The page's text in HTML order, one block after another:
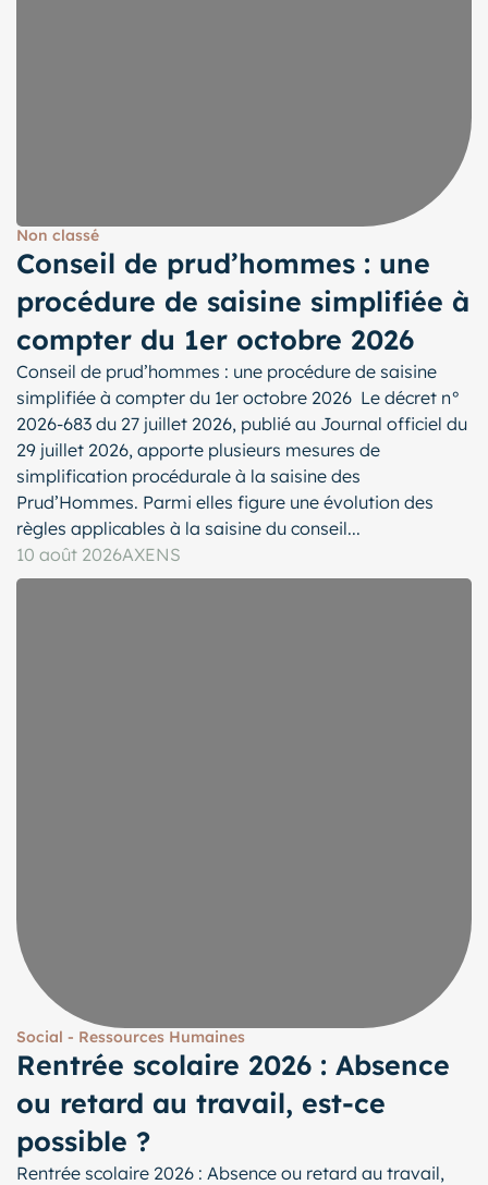
Non classé
Conseil de prud’hommes : une
procédure de saisine simplifiée à
compter du 1er octobre 2026
Conseil de prud’hommes : une procédure de saisine
simplifiée à compter du 1er octobre 2026 Le décret n°
2026-683 du 27 juillet 2026, publié au Journal officiel du
29 juillet 2026, apporte plusieurs mesures de
simplification procédurale à la saisine des
Prud’Hommes. Parmi elles figure une évolution des
règles applicables à la saisine du conseil...
10 août 2026AXENS
Social - Ressources Humaines
Rentrée scolaire 2026 : Absence
ou retard au travail, est-ce
possible ?
Rentrée scolaire 2026 : Absence ou retard au travail,